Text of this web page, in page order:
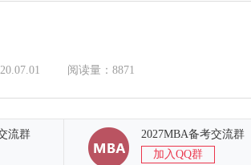
阅读量：8871
流群
2027MBA备考交流群
加入QQ群